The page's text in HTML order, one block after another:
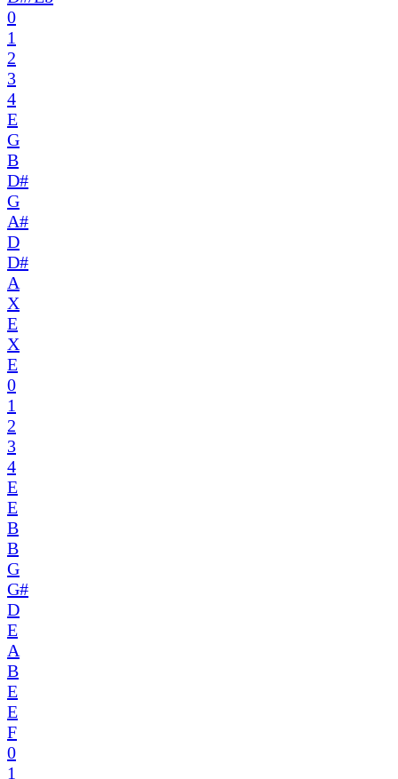
0
1
2
3
4
E
G
B
D#
G
A#
D
D#
A
X
E
X
E
0
1
2
3
4
E
E
B
B
G
G#
D
E
A
B
E
E
F
0
1